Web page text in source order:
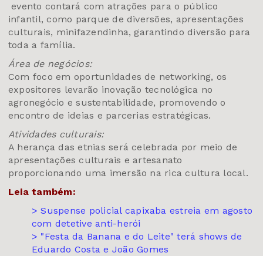
evento contará com atrações para o público
infantil, como parque de diversões, apresentações
culturais, minifazendinha, garantindo diversão para
toda a família.
Área de negócios:
Com foco em oportunidades de networking, os
expositores levarão inovação tecnológica no
agronegócio e sustentabilidade, promovendo o
encontro de ideias e parcerias estratégicas.
Atividades culturais:
A herança das etnias será celebrada por meio de
apresentações culturais e artesanato
proporcionando uma imersão na rica cultura local.
Leia também:
>Suspense policial capixaba estreia em agosto
com detetive anti-herói
> "Festa da Banana e do Leite" terá shows de
Eduardo Costa e João Gomes